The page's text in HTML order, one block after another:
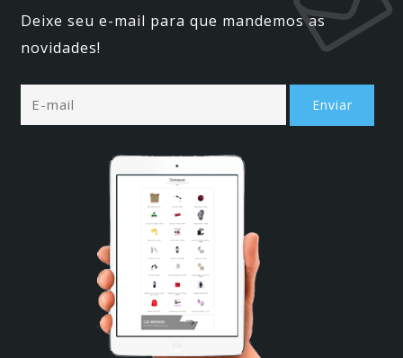
Deixe seu e-mail para que mandemos as
novidades!